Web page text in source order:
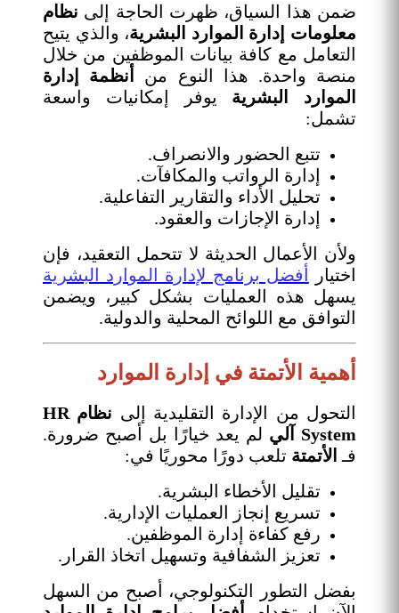
ضمن هذا السياق، ظهرت الحاجة إلى نظام
معلومات إدارة الموارد البشرية، والذي يتيح
التعامل مع كافة بيانات الموظفين من خلال
منصة واحدة. هذا النوع من
أنظمة إدارة
الموارد البشرية يوفر إمكانيات واسعة
تشمل:
تتبع الحضور والانصراف.
إدارة الرواتب والمكافآت.
تحليل الأداء والتقارير التفاعلية.
إدارة الإجازات والعقود.
ولأن الأعمال الحديثة لا تتحمل التعقيد، فإن
اختيار
أفضل برنامج لإدارة الموارد البشرية
يسهل هذه العمليات بشكل كبير، ويضمن
التوافق مع اللوائح المحلية والدولية.
أهمية الأتمتة في إدارة الموارد
التحول من الإدارة التقليدية إلى
نظام HR
System آلي
لم يعد خيارًا بل أصبح ضرورة.
فـ الأتمتة تلعب دورًا محوريًا في:
تقليل الأخطاء البشرية.
تسريع إنجاز العمليات الإدارية.
رفع كفاءة إدارة الموظفين.
تعزيز الشفافية وتسهيل اتخاذ القرار.
بفضل التطور التكنولوجي، أصبح من السهل